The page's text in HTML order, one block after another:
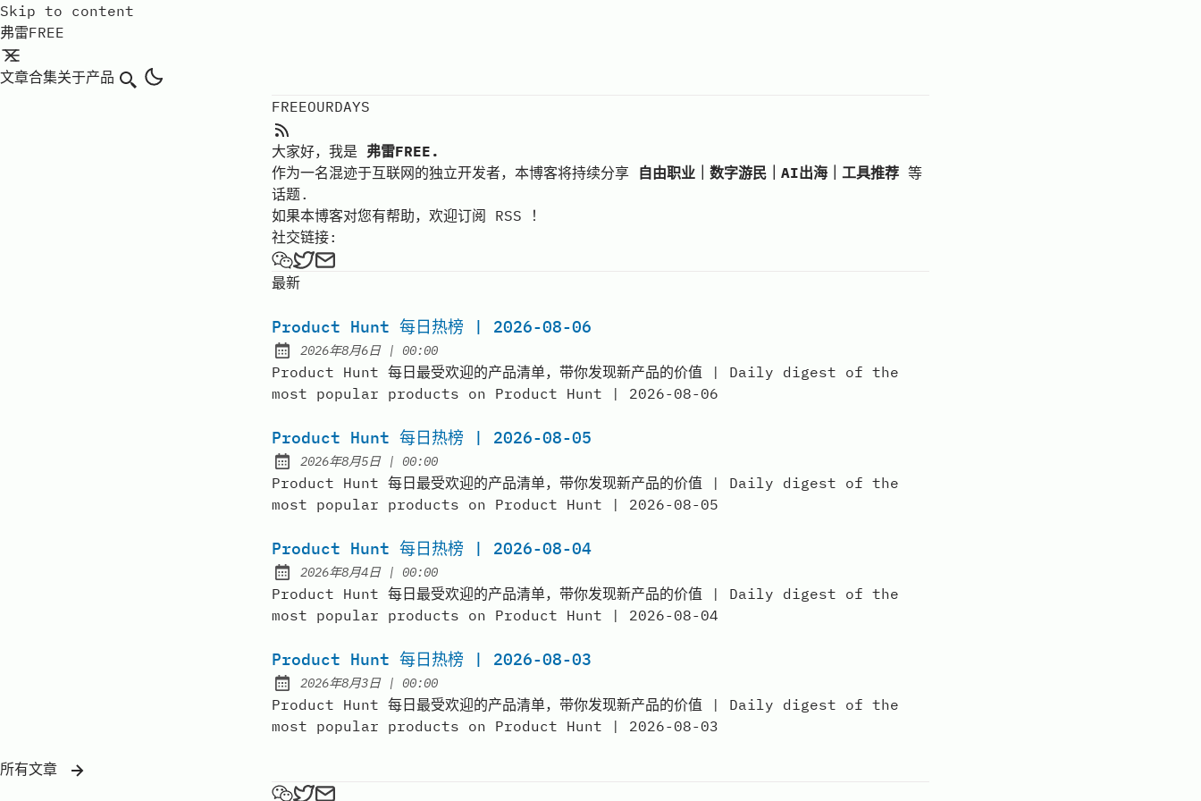
Skip to content
弗雷FREE
文章合集关于产品 搜索
FREEOURDAYS
大家好，我是 弗雷FREE.
作为一名混迹于互联网的独立开发者，本博客将持续分享 自由职业｜数字游民｜AI出海｜工具推荐 等
话题.
如果本博客对您有帮助，欢迎订阅 RSS ！
社交链接:
弗雷FREE on Wechat
弗雷FREE on Twitter
最新
Product Hunt 每日热榜 | 2026-08-06
Published:
2026年8月6日| at
00:00
Product Hunt 每日最受欢迎的产品清单，带你发现新产品的价值 | Daily digest of the
most popular products on Product Hunt | 2026-08-06
Product Hunt 每日热榜 | 2026-08-05
Published:
2026年8月5日| at
00:00
Product Hunt 每日最受欢迎的产品清单，带你发现新产品的价值 | Daily digest of the
most popular products on Product Hunt | 2026-08-05
Product Hunt 每日热榜 | 2026-08-04
Published:
2026年8月4日| at
00:00
Product Hunt 每日最受欢迎的产品清单，带你发现新产品的价值 | Daily digest of the
most popular products on Product Hunt | 2026-08-04
Product Hunt 每日热榜 | 2026-08-03
Published:
2026年8月3日| at
00:00
Product Hunt 每日最受欢迎的产品清单，带你发现新产品的价值 | Daily digest of the
most popular products on Product Hunt | 2026-08-03
所有文章
弗雷FREE on Wechat
弗雷FREE on Twitter